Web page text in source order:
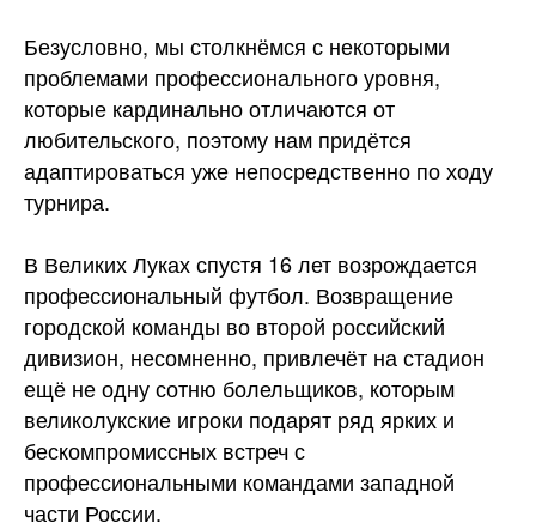
Безусловно, мы столкнёмся с некоторыми
проблемами профессионального уровня,
которые кардинально отличаются от
любительского, поэтому нам придётся
адаптироваться уже непосредственно по ходу
турнира.
В Великих Луках спустя 16 лет возрождается
профессиональный футбол. Возвращение
городской команды во второй российский
дивизион, несомненно, привлечёт на стадион
ещё не одну сотню болельщиков, которым
великолукские игроки подарят ряд ярких и
бескомпромиссных встреч с
профессиональными командами западной
части России.